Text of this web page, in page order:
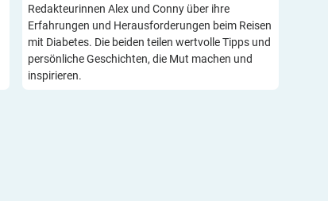
Redakteurinnen Alex und Conny über ihre
Erfahrungen und Herausforderungen beim Reisen
mit Diabetes. Die beiden teilen wertvolle Tipps und
persönliche Geschichten, die Mut machen und
inspirieren.